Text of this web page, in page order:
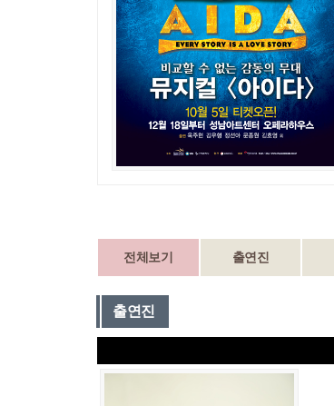
전체보기 출연진
출연진